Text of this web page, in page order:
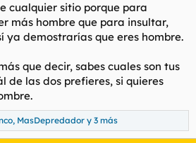
cualquier sitio porque para
más hombre que para insultar,
ya demostrarías que eres hombre.
que decir, sabes cuales son tus
de las dos prefieres, si quieres
, MasDepredador y 3 más